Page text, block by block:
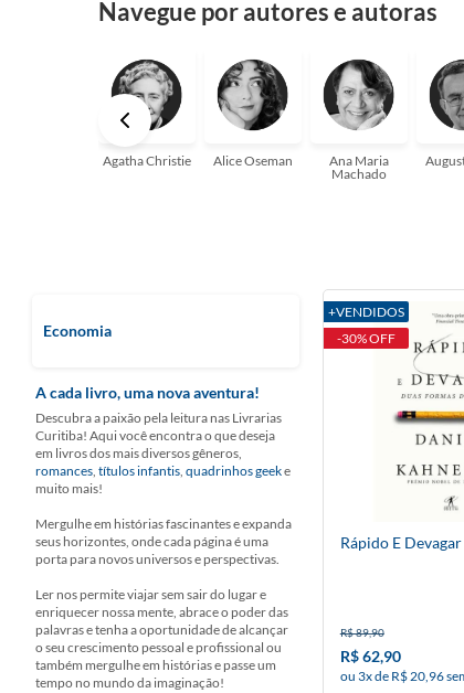
aqui
Navegue por autores e autoras
Agatha Christie Alice Oseman
Ana Maria
Machado
Economia
A cada livro, uma nova aventura!
Descubra a paixão pela leitura nas Livrarias
Curitiba! Aqui você encontra o que deseja
em livros dos mais diversos gêneros,
romances, títulos infantis, quadrinhos geeke
muito mais!
Mergulhe em histórias fascinantes e expanda
seus horizontes, onde cada página é uma
porta para novos universos e perspectivas.
Ler nos permite viajar sem sair do lugar e
enriquecer nossa mente, abrace o poder das
palavras e tenha a oportunidade de alcançar
o seu crescimento pessoal e profissional ou
também mergulhe em histórias e passe um
tempo no mundo da imaginação!
+VENDIDOS
-30% OFF
Rápido E Devagar
R$ 89,90
R$ 62,90
ou 3x de R$ 20,96